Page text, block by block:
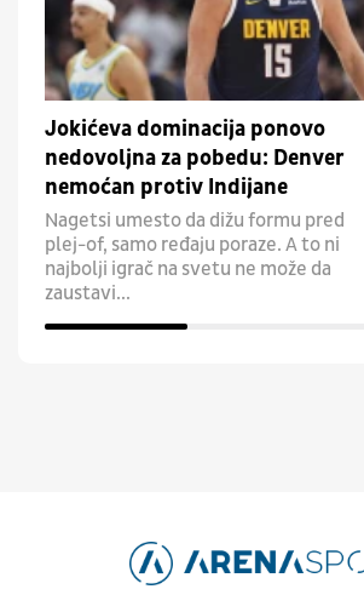
Jokićeva dominacija ponovo
nedovoljna za pobedu: Denver
nemoćan protiv Indijane
Nagetsi umesto da dižu formu pred
plej-of, samo ređaju poraze. A to ni
najbolji igrač na svetu ne može da
zaustavi...